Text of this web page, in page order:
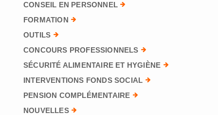
CONSEIL EN PERSONNEL
FORMATION
OUTILS
CONCOURS PROFESSIONNELS
SÉCURITÉ ALIMENTAIRE ET HYGIÈNE
INTERVENTIONS FONDS SOCIAL
PENSION COMPLÉMENTAIRE
NOUVELLES